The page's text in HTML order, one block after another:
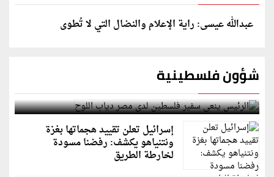
عبدالله عيسى: راية الإعلام والنضال التي لا تُطوى
شؤون فلسطينية
الرئيس ينعى سفير فلسطين لدى مصر دياب اللوح
إسرائيل تعلن تقييد هجماتها بغزة
ونتنياهو يكشف: رفضنا مسودة
لخارطة الطريق